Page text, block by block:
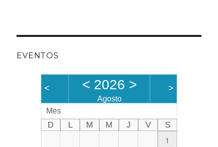
EVENTOS
< < 2026 >
Agosto
>
Mes
D L M M J V
S
1